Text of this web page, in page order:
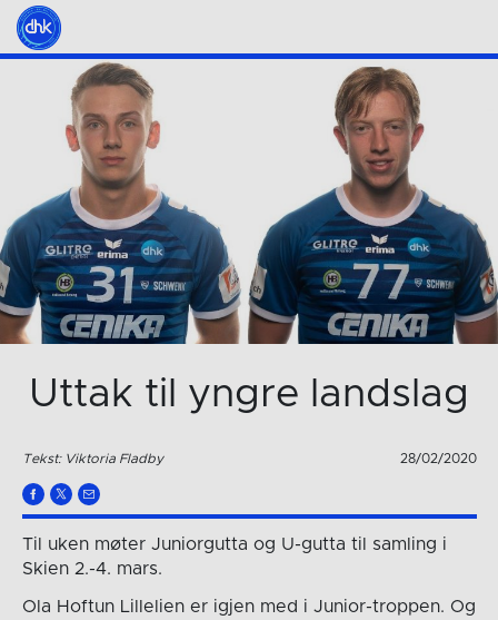
Uttak til yngre landslag
Tekst: Viktoria Fladby 28/02/2020
Til uken møter Juniorgutta og U-gutta til samling i
Skien 2.-4. mars.
Ola Hoftun Lillelien er igjen med i Junior-troppen. Og